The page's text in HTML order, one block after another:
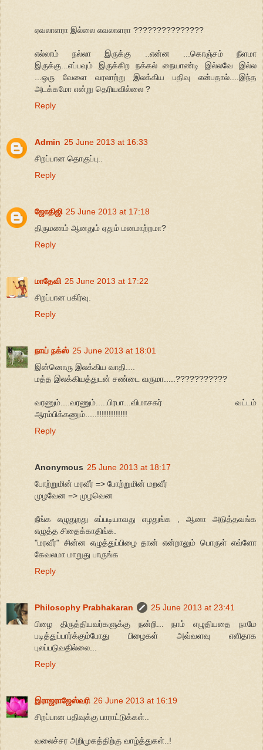
ஏவலாளரா இல்லை எவலாளரா ???????????????
எல்லாம் நல்லா இருக்கு ..என்ன ...கொஞ்சம் நீளமா
இருக்கு...எப்பவும் இருக்கிற நக்கல் நையாண்டி இல்லவே இல்ல
...ஒரு வேளை வரலாற்று இலக்கிய பதிவு என்பதால்....இந்த
அடக்கமோ என்று தெரியவில்லை ?
Reply
Admin 25 June 2013 at 16:33
சிறப்பான தொகுப்பு..
Reply
ஜோதிஜி 25 June 2013 at 17:18
திருமணம் ஆனதும் ஏதும் மனமாற்றமா?
Reply
மாதேவி 25 June 2013 at 17:22
சிறப்பான பகிர்வு.
Reply
நாய் நக்ஸ் 25 June 2013 at 18:01
இன்னொரு இலக்கிய வாதி....
மத்த இலக்கியத்துடன் சண்டை வருமா.....???????????
வரணும்....வரணும்.....பிரபா...விமாசகர் வட்டம்
ஆரம்பிக்கணும்.....!!!!!!!!!!!!!
Reply
Anonymous 25 June 2013 at 18:17
போற்றுமின் மரவீர் => போற்றுமின் மறவீர்
முழவேன => முழவென
நீங்க எழுதுறது எப்படியாவது எழதுங்க , ஆனா அடுத்தவங்க
எழுத்த சிதைக்காதிங்க.
"மரவீர்" சின்ன எழுத்துப்பிழை தான் என்றாலும் பொருள் எவ்ளோ
கேவலமா மாறுது பாருங்க
Reply
Philosophy Prabhakaran
25 June 2013 at 23:41
பிழை திருத்தியவர்களுக்கு நன்றி... நாம் எழுதியதை நாமே
படித்துப்பார்க்கும்போது பிழைகள் அவ்வளவு எளிதாக
புலப்படுவதில்லை...
Reply
இராஜராஜேஸ்வரி 26 June 2013 at 16:19
சிறப்பான பதிவுக்கு பாராட்டுக்கள்..
வலைச்சர அறிமுகத்திற்கு வாழ்த்துகள்..!